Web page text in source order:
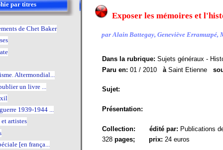
par titres
de Chet Baker
Altermondial...
un livre ...
1939-1944 ...
artistes
[en frança...
Exposer les mémoires et
par Alain Battegay, Geneviève Erramuzpé,
Dans la rubrique: Sujets généraux -
Paru en: 01 / 2010 à Saint Etienne
Sujet:
Présentation:
Collection: édité par: Publications
328 pages; prix: 24 euros